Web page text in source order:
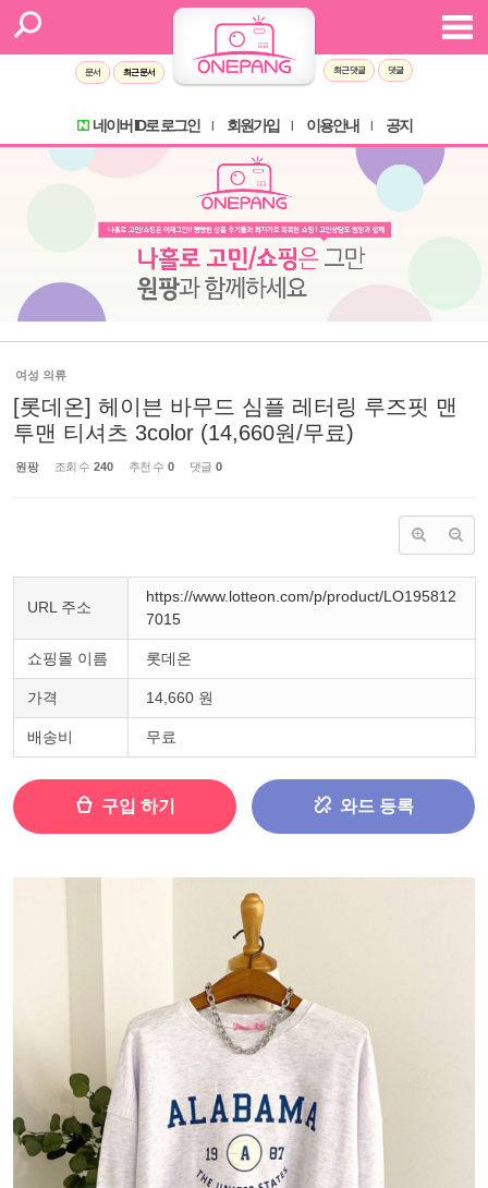
문서 최근 문서 최근 댓글 댓글
네이버 ID로 로그인 회원가입 이용안내 공지
여성 의류
[롯데온] 헤이븐 바무드 심플 레터링 루즈핏 맨
투맨 티셔츠 3color (14,660원/무료)
원팡 조회 수 240 추천 수 0 댓글 0
URL 주소
https://www.lotteon.com/p/product/LO195812
7015
쇼핑몰 이름 롯데온
가격 14,660 원
배송비 무료
구입 하기 와드 등록